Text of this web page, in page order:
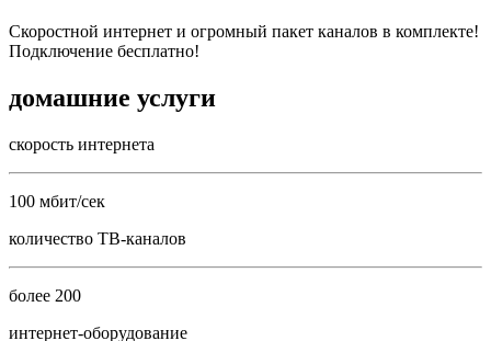
Скоростной интернет и огромный пакет каналов в комплекте!
Подключение бесплатно!
домашние услуги
скорость интернета
100 мбит/сек
количество ТВ-каналов
более 200
интернет-оборудование